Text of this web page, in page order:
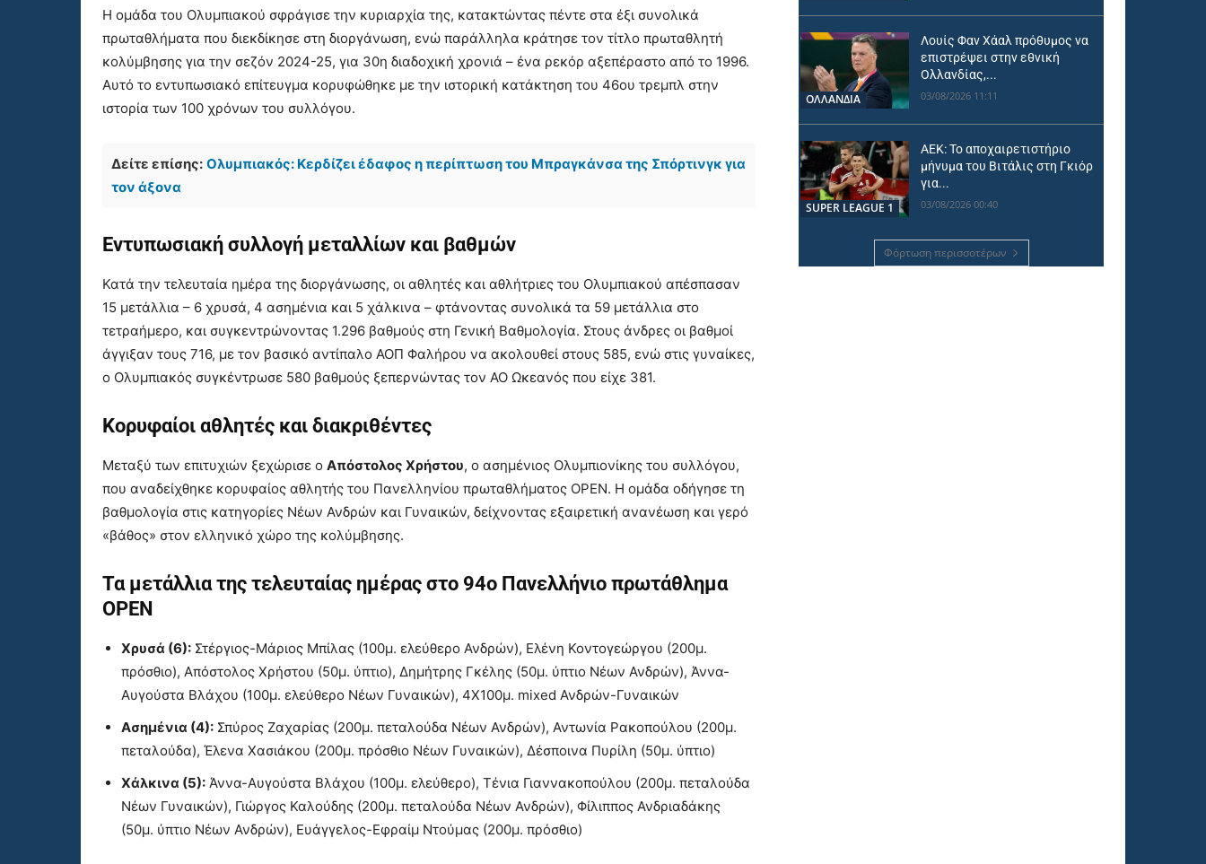
Η ομάδα του Ολυμπιακού σφράγισε την κυριαρχία της, κατακτώντας πέντε στα έξι συνολικά
πρωταθλήματα που διεκδίκησε στη διοργάνωση, ενώ παράλληλα κράτησε τον τίτλο πρωταθλητή
κολύμβησης για την σεζόν 2024-25, για 30η διαδοχική χρονιά – ένα ρεκόρ αξεπέραστο από το 1996.
Αυτό το εντυπωσιακό επίτευγμα κορυφώθηκε με την ιστορική κατάκτηση του 46ου τρεμπλ στην
ιστορία των 100 χρόνων του συλλόγου.
Δείτε επίσης: Ολυμπιακός: Κερδίζει έδαφος η περίπτωση του Μπραγκάνσα της Σπόρτινγκ για
τον άξονα
Εντυπωσιακή συλλογή μεταλλίων και βαθμών
Κατά την τελευταία ημέρα της διοργάνωσης, οι αθλητές και αθλήτριες του Ολυμπιακού απέσπασαν
15 μετάλλια – 6 χρυσά, 4 ασημένια και 5 χάλκινα – φτάνοντας συνολικά τα 59 μετάλλια στο
τετραήμερο, και συγκεντρώνοντας 1.296 βαθμούς στη Γενική Βαθμολογία. Στους άνδρες οι βαθμοί
άγγιξαν τους 716, με τον βασικό αντίπαλο ΑΟΠ Φαλήρου να ακολουθεί στους 585, ενώ στις γυναίκες,
ο Ολυμπιακός συγκέντρωσε 580 βαθμούς ξεπερνώντας τον ΑΟ Ωκεανός που είχε 381.
Κορυφαίοι αθλητές και διακριθέντες
Μεταξύ των επιτυχιών ξεχώρισε ο Απόστολος Χρήστου, ο ασημένιος Ολυμπιονίκης του συλλόγου,
που αναδείχθηκε κορυφαίος αθλητής του Πανελληνίου πρωταθλήματος OPEN. Η ομάδα οδήγησε τη
βαθμολογία στις κατηγορίες Νέων Ανδρών και Γυναικών, δείχνοντας εξαιρετική ανανέωση και γερό
«βάθος» στον ελληνικό χώρο της κολύμβησης.
Τα μετάλλια της τελευταίας ημέρας στο 94ο Πανελλήνιο πρωτάθλημα
OPEN
Χρυσά (6): Στέργιος-Μάριος Μπίλας (100μ. ελεύθερο Ανδρών), Ελένη Κοντογεώργου (200μ.
πρόσθιο), Απόστολος Χρήστου (50μ. ύπτιο), Δημήτρης Γκέλης (50μ. ύπτιο Νέων Ανδρών), Άννα-
Αυγούστα Βλάχου (100μ. ελεύθερο Νέων Γυναικών), 4Χ100μ. mixed Ανδρών-Γυναικών
Ασημένια (4): Σπύρος Ζαχαρίας (200μ. πεταλούδα Νέων Ανδρών), Αντωνία Ρακοπούλου (200μ.
πεταλούδα), Έλενα Χασιάκου (200μ. πρόσθιο Νέων Γυναικών), Δέσποινα Πυρίλη (50μ. ύπτιο)
Χάλκινα (5): Άννα-Αυγούστα Βλάχου (100μ. ελεύθερο), Τένια Γιαννακοπούλου (200μ. πεταλούδα
Νέων Γυναικών), Γιώργος Καλούδης (200μ. πεταλούδα Νέων Ανδρών), Φίλιππος Ανδριαδάκης
(50μ. ύπτιο Νέων Ανδρών), Ευάγγελος-Εφραίμ Ντούμας (200μ. πρόσθιο)
OΛΛΑΝΔΊΑ
Λουίς Φαν Χάαλ πρόθυμος να
επιστρέψει στην εθνική
Ολλανδίας,...
03/08/2026 11:11
SUPER LEAGUE 1
ΑΕΚ: Το αποχαιρετιστήριο
μήνυμα του Βιτάλις στη Γκιόρ
για...
03/08/2026 00:40
Φόρτωση περισσοτέρων